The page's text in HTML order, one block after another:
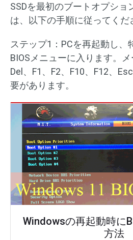
SSDを最初のブートオプショ
は、以下の手順に従ってくだ
ステップ1：PCを再起動し、
BIOSメニューに入ります。メ
Del、F1、F2、F10、F12、
要があります。
Windowsの再起動時に
方法